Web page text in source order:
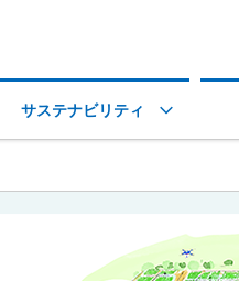
サステナビリティ 